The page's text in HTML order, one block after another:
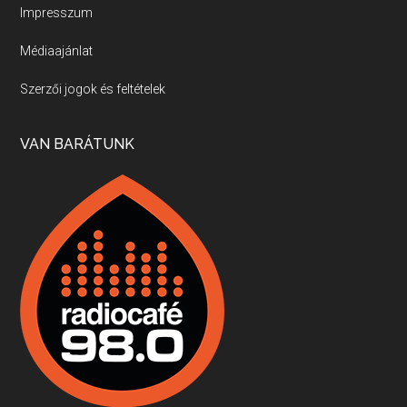
Villány, kékfrankos, Jackfall
Apr 17, 2026 • 00:35:38
Boston, teadélután, bab és homár
Apr 9, 2026 • 00:37:17
Fermentáljunk, a testünk meghálálja!
Apr 3, 2026 • 00:36:07
Impresszum
Médiaajánlat
Szerzői jogok és feltételek
VAN BARÁTUNK